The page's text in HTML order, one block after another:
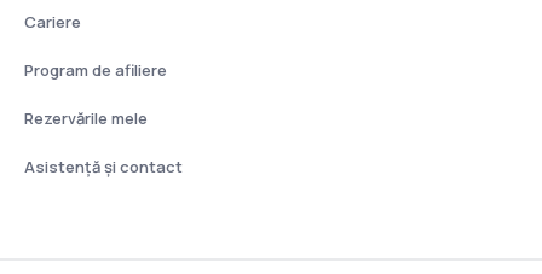
Cariere
Program de afiliere
Rezervările mele
Asistenţă şi contact